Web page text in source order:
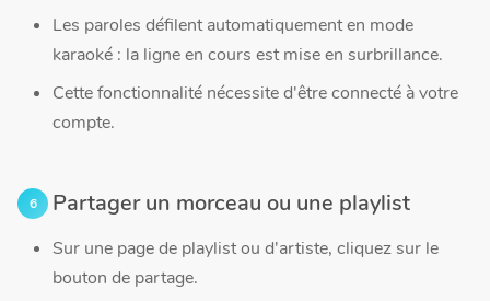
Les paroles défilent automatiquement en mode
karaoké : la ligne en cours est mise en surbrillance.
Cette fonctionnalité nécessite d'être connecté à votre
compte.
Partager un morceau ou une playlist
Sur une page de playlist ou d'artiste, cliquez sur le
bouton de partage.